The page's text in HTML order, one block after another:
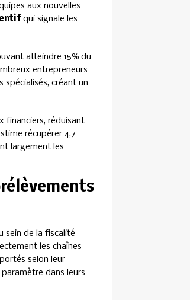
aux nouvelles
qui signale les
atteindre 15% du
entrepreneurs
créant un
financiers, réduisant
récupérer 4,7
largement les
sein de la fiscalité
les chaînes
selon leur
dans leurs